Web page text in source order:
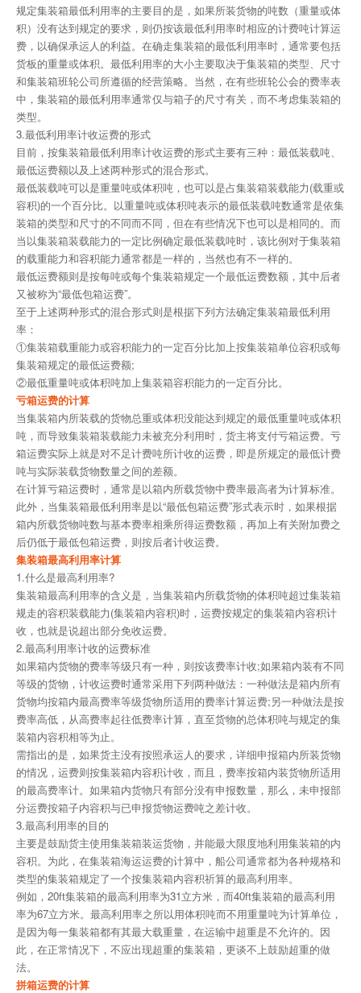
规定集装箱最低利用率的主要目的是，如果所装货物的吨数（重量或体
积）没有达到规定的要求，则仍按该最低利用率时相应的计费吨计算运
费，以确保承运人的利益。在确走集装箱的最低利用率时，通常要包括
货板的重量或体积。最低利用率的大小主要取决于集装箱的类型、尺寸
和集装箱班轮公司所遵循的经营策略。当然，在有些班轮公会的费率表
中，集装箱的最低利用率通常仅与箱子的尺寸有关，而不考虑集装箱的
类型。
3.最低利用率计收运费的形式
目前，按集装箱最低利用率计收运费的形式主要有三种：最低装载吨、
最低运费额以及上述两种形式的混合形式。
最低装载吨可以是重量吨或体积吨，也可以是占集装箱装载能力(载重或
容积)的一个百分比。以重量吨或体积吨表示的最低装载吨数通常是依集
装箱的类型和尺寸的不同而不同，但在有些情况下也可以是相同的。而
当以集装箱装载能力的一定比例确定最低装载吨时，该比例对于集装箱
的载重能力和容积能力通常都是一样的，当然也有不一样的。
最低运费额则是按每吨或每个集装箱规定一个最低运费数额，其中后者
又被称为“最低包箱运费”。
至于上述两种形式的混合形式则是根据下列方法确定集装箱最低利用
率：
①集装箱载重能力或容积能力的一定百分比加上按集装箱单位容积或每
集装箱规定的最低运费额;
②最低重量吨或体积吨加上集装箱容积能力的一定百分比。
亏箱运费的计算
当集装箱内所装载的货物总重或体积没能达到规定的最低重量吨或体积
吨，而导致集装箱装载能力未被充分利用时，货主将支付亏箱运费。亏
箱运费实际上就是对不足计费吨所计收的运费，即是所规定的最低计费
吨与实际装载货物数量之间的差额。
在计算亏箱运费时，通常是以箱内所载货物中费率最高者为计算标准。
此外，当集装箱最低利用率是以“最低包箱运费”形式表示时，如果根据
箱内所载货物吨数与基本费率相乘所得运费数额，再加上有关附加费之
后仍低于最低包箱运费，则按后者计收运费。
集装箱最高利用率计算
1.什么是最高利用率?
集装箱最高利用率的含义是，当集装箱内所载货物的体积吨超过集装箱
规走的容积装载能力(集装箱内容积)时，运费按规定的集装箱内容积计
收，也就是说超出部分免收运费。
2.最高利用率计收的运费标准
如果箱内货物的费率等级只有一种，则按该费率计收;如果箱内装有不同
等级的货物，计收运费时通常采用下列两种做法：一种做法是箱内所有
货物均按箱内最高费率等级货物所适用的费率计算运费;另一种做法是按
费率高低，从高费率起往低费率计算，直至货物的总体积吨与规定的集
装箱内容积相等为止。
需指出的是，如果货主没有按照承运人的要求，详细申报箱内所装货物
的情况，运费则按集装箱内容积计收，而且，费率按箱内装货物所适用
的最高费率计。如果箱内货物只有部分没有申报数量，那么，未申报部
分运费按箱子内容积与已申报货物运费吨之差计收。
3.最高利用率的目的
主要是鼓励货主使用集装箱装运货物，并能最大限度地利用集装箱的内
容积。为此，在集装箱海运运费的计算中，船公司通常都为各种规格和
类型的集装箱规定了一个按集装箱内容积祈算的最高利用率。
例如，20ft集装箱的最高利用率为31立方米，而40ft集装箱的最高利用
率为67立方米。最高利用率之所以用体积吨而不用重量吨为计算单位，
是因为每一集装箱都有其最大载重量，在运输中超重是不允许的。因
此，在正常情况下，不应出现超重的集装箱，更谈不上鼓励超重的做
法。
拼箱运费的计算